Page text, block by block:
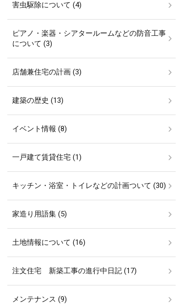
害虫駆除について (4)
ピアノ・楽器・シアタールームなどの防音工事
について (3)
店舗兼住宅の計画 (3)
建築の歴史 (13)
イベント情報 (8)
一戸建て賃貸住宅 (1)
キッチン・浴室・トイレなどの計画ついて (30)
家造り用語集 (5)
土地情報について (16)
注文住宅 新築工事の進行中日記 (17)
メンテナンス (9)